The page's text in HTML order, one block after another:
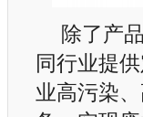
除了产
同行业提
业高污染